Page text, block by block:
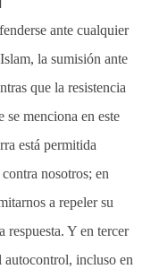
ante cualquier
la sumisión ante
que la resistencia
menciona en este
está permitida
nosotros; en
a repeler su
respuesta. Y en tercer
autocontrol, incluso en